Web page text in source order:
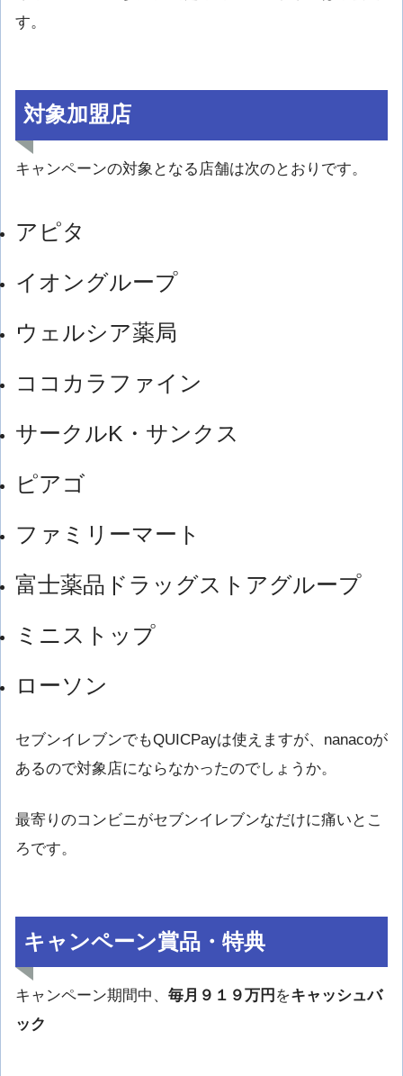
す。
対象加盟店
キャンペーンの対象となる店舗は次のとおりです。
アピタ
イオングループ
ウェルシア薬局
ココカラファイン
サークルK・サンクス
ピアゴ
ファミリーマート
富士薬品ドラッグストアグループ
ミニストップ
ローソン
セブンイレブンでもQUICPayは使えますが、nanacoが
あるので対象店にならなかったのでしょうか。
最寄りのコンビニがセブンイレブンなだけに痛いとこ
ろです。
キャンペーン賞品・特典
キャンペーン期間中、 毎月９１９万円 をキャッシュバ
ック